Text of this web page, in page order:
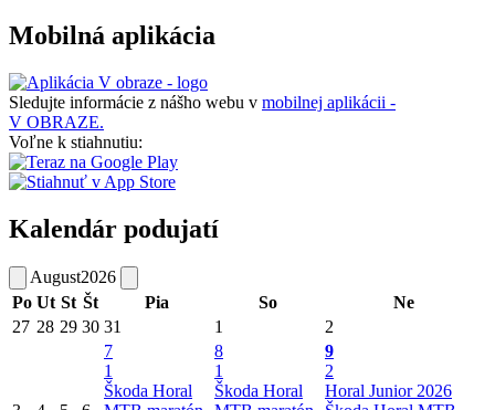
Mobilná aplikácia
Sledujte informácie z nášho webu v mobilnej aplikácii -
V OBRAZE.
Voľne k stiahnutiu:
Kalendár podujatí
August2026
Po Ut St Št Pia So
Ne
27 28 29 30 31 1 2
7
1
Škoda Horal
8
1
Škoda Horal
9
2
Horal Junior 2026